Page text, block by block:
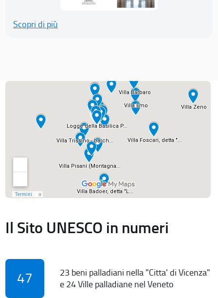
Scopri di più
Il Sito UNESCO in numeri
47
23 beni palladiani nella "Citta' di Vicenza"
e 24 Ville palladiane nel Veneto